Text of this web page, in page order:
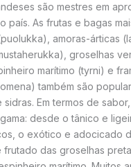
são mestres em
país. As frutas e bagas
amoras-árticas
groselhas
marítimo (tyrni) e
também são
sidras. Em termos de
desde o tânico e
o exótico e adocicado
frutado das groselhas